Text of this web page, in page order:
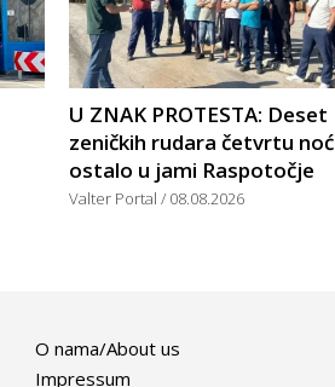
U ZNAK PROTESTA: Deset
zeničkih rudara četvrtu noć
ostalo u jami Raspotočje
Valter Portal 08.08.2026
O nama/About us
Impressum